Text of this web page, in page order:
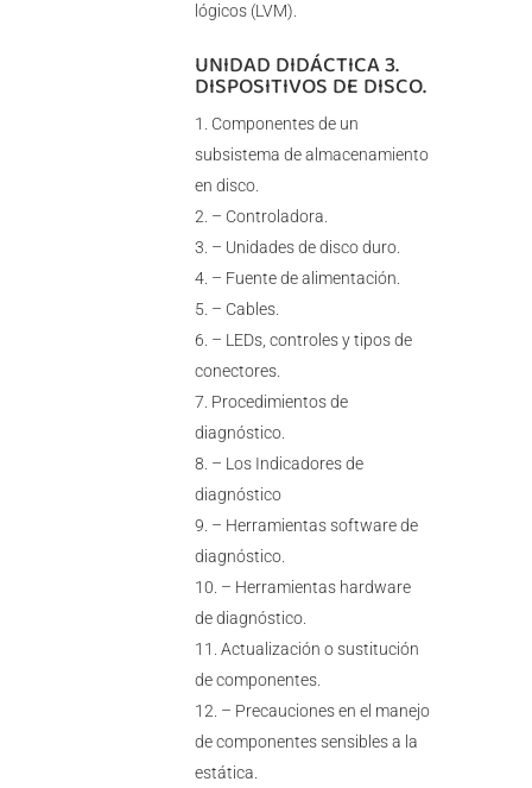
lógicos (LVM).
UNIDAD DIDÁCTICA 3.
DISPOSITIVOS DE DISCO.
Componentes de un
subsistema de almacenamiento
en disco.
– Controladora.
– Unidades de disco duro.
– Fuente de alimentación.
– Cables.
– LEDs, controles y tipos de
conectores.
Procedimientos de
diagnóstico.
– Los Indicadores de
diagnóstico
– Herramientas software de
diagnóstico.
– Herramientas hardware
de diagnóstico.
Actualización o sustitución
de componentes.
– Precauciones en el manejo
de componentes sensibles a la
estática.